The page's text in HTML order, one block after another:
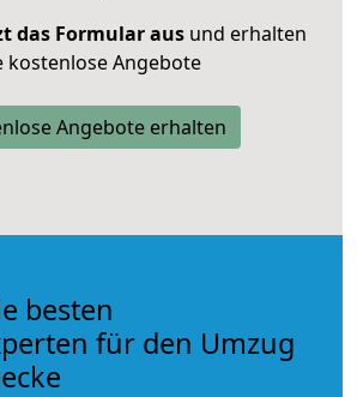
das Formular ausund erhalten
kostenlose Angebote
Angebote erhalten
besten
für den Umzug